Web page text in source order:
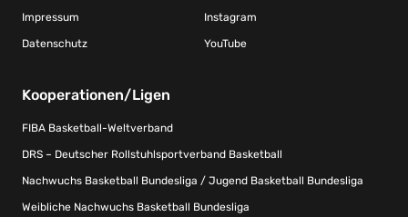
Impressum
Datenschutz
Instagram
YouTube
Kooperationen/Ligen
FIBA Basketball-Weltverband
DRS – Deutscher Rollstuhlsportverband Basketball
Nachwuchs Basketball Bundesliga / Jugend Basketball Bundesliga
Weibliche Nachwuchs Basketball Bundesliga